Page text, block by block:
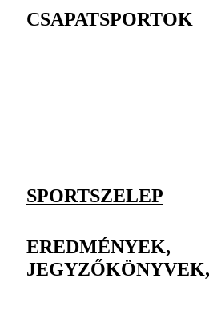
CSAPATSPORTOK
SPORTSZELEP
EREDMÉNYEK,